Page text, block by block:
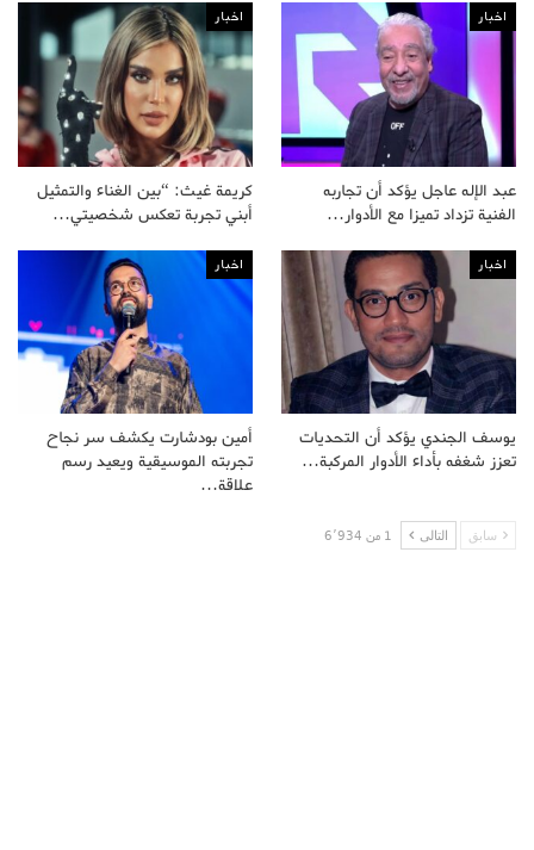
اخبار
عبد الإله عاجل يؤكد أن تجاربه
الفنية تزداد تميزا مع الأدوار…
اخبار
كريمة غيث: “بين الغناء والتمثيل
أبني تجربة تعكس شخصيتي…
اخبار
يوسف الجندي يؤكد أن التحديات
تعزز شغفه بأداء الأدوار المركبة…
اخبار
أمين بودشارت يكشف سر نجاح
تجربته الموسيقية ويعيد رسم
علاقة…
سابق التالى 1 من 6٬934